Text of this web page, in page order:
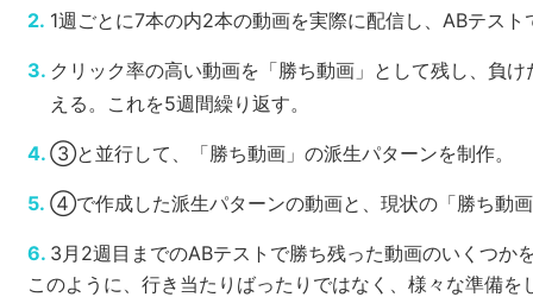
1週ごとに7本の内2本の動画を実際に配信し、ABテスト
クリック率の高い動画を「勝ち動画」として残し、負
える。これを5週間繰り返す。
③と並行して、「勝ち動画」の派生パターンを制作。
④で作成した派生パターンの動画と、現状の「勝ち動
3月2週目までのABテストで勝ち残った動画のいくつか
このように、行き当たりばったりではなく、様々な準備